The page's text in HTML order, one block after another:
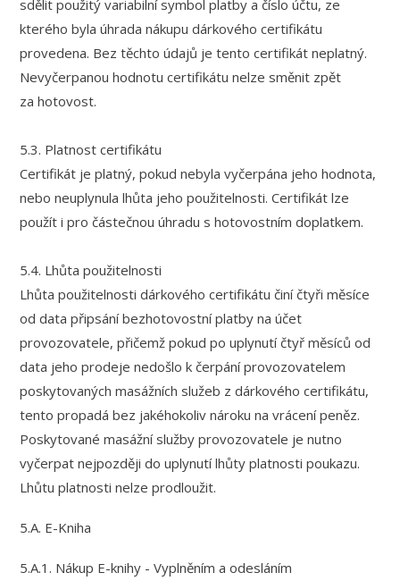
sdělit použitý variabilní symbol platby a číslo účtu, ze
kterého byla úhrada nákupu dárkového certifikátu
provedena. Bez těchto údajů je tento certifikát neplatný.
Nevyčerpanou hodnotu certifikátu nelze směnit zpět
za hotovost.
5.3. Platnost certifikátu
Certifikát je platný, pokud nebyla vyčerpána jeho hodnota,
nebo neuplynula lhůta jeho použitelnosti. Certifikát lze
použít i pro částečnou úhradu s hotovostním doplatkem.
5.4. Lhůta použitelnosti
Lhůta použitelnosti dárkového certifikátu činí čtyři měsíce
od data připsání bezhotovostní platby na účet
provozovatele, přičemž pokud po uplynutí čtyř měsíců od
data jeho prodeje nedošlo k čerpání provozovatelem
poskytovaných masážních služeb z dárkového certifikátu,
tento propadá bez jakéhokoliv nároku na vrácení peněz.
Poskytované masážní služby provozovatele je nutno
vyčerpat nejpozději do uplynutí lhůty platnosti poukazu.
Lhůtu platnosti nelze prodloužit.
5.A. E-Kniha
5.A.1. Nákup E-knihy - Vyplněním a odesláním